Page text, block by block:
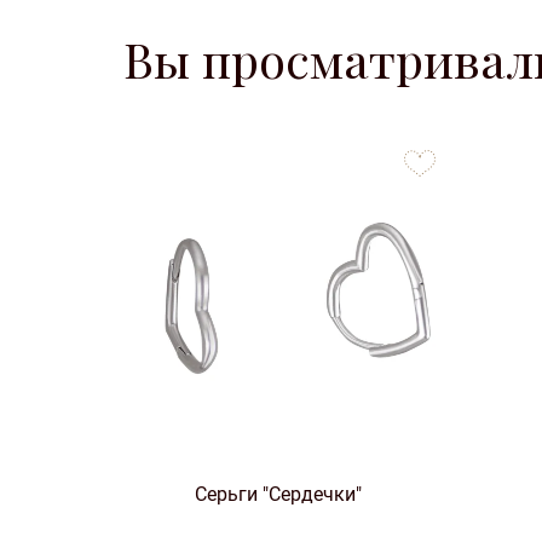
Вы
Серьги "Сердечки"
favorites